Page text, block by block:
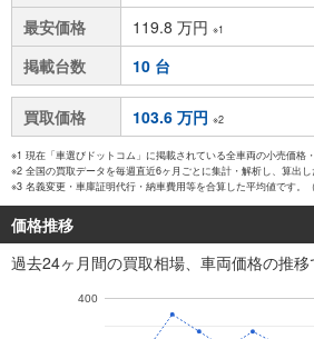
最安価格 119.8 万円 ※1
掲載台数 10 台
買取価格 103.6 万円 ※2
※1 現在「車選びドットコム」に掲載されている全車両の小売価格
※2 全国の買取データを毎週直近6ヶ月ごとに集計・解析し、算出し
※3 名義変更・車庫証明代行・納車費用等を合算した平均値です。
価格推移
過去24ヶ月間の買取相場、車両価格の推移
400